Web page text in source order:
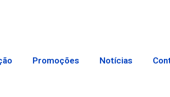
Promoções Notícias